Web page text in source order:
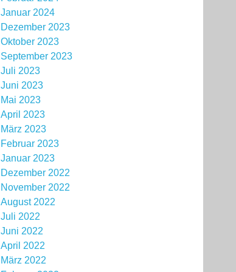
Januar 2024
Dezember 2023
Oktober 2023
September 2023
Juli 2023
Juni 2023
Mai 2023
April 2023
März 2023
Februar 2023
Januar 2023
Dezember 2022
November 2022
August 2022
Juli 2022
Juni 2022
April 2022
März 2022